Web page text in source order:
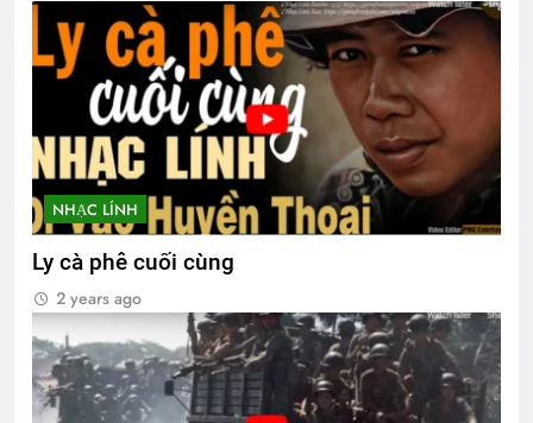
NHẠC LÍNH
Ly cà phê cuối cùng
2 years ago